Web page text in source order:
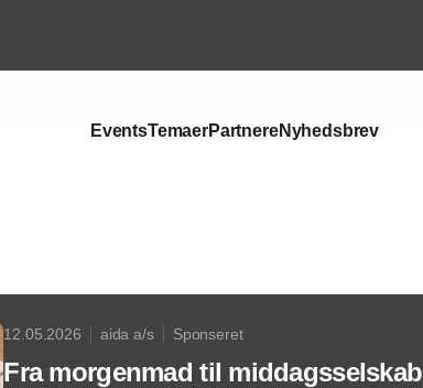
EventsTemaerPartnereNyhedsbrev
12.05.2026 aida a/s Sponseret
Fra morgenmad til middagsselskab